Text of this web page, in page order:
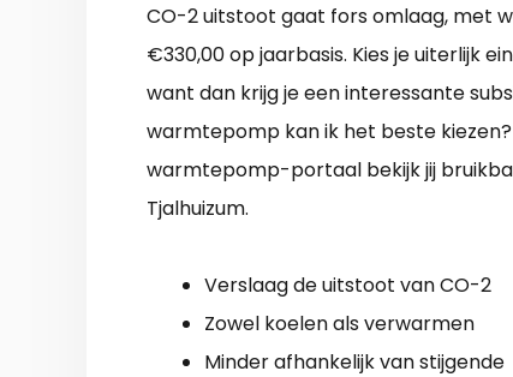
CO-2 uitstoot gaat fors omlaag, met
€330,00 op jaarbasis. Kies je uiterlijk
want dan krijg je een interessante
warmtepomp kan ik het beste
warmtepomp-portaal bekijk jij
Tjalhuizum.
Verslaag de uitstoot van CO-2
Zowel koelen als verwarmen
Minder afhankelijk van stijgende